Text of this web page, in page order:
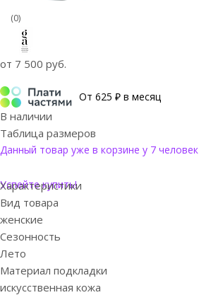
(0)
от 7 500 руб.
От 625 ₽ в месяц
В наличии
Таблица размеров
Данный товар уже в корзине у 7 человек
Успейте купить!
Характеристики
Вид товара
женские
Сезонность
Лето
Материал подкладки
искусственная кожа